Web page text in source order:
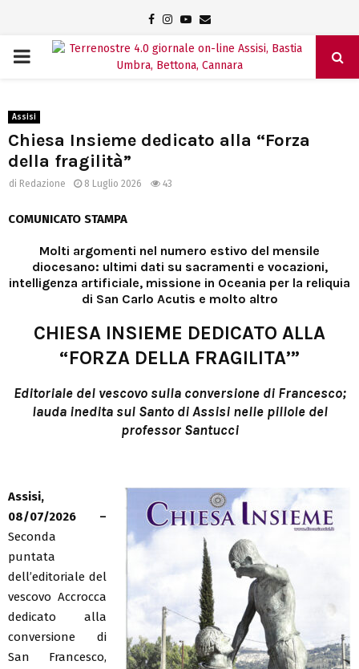
Facebook
Instagram
Youtube
Email
PRIMARY
Assisi
Chiesa Insieme dedicato alla “Forza
della fragilità”
di Redazione 8 Luglio 2026 43
COMUNICATO STAMPA
Molti argomenti nel numero estivo del mensile
diocesano: ultimi dati su sacramenti e vocazioni,
intelligenza artificiale, missione in Oceania per la reliquia
di San Carlo Acutis e molto altro
CHIESA INSIEME DEDICATO ALLA
“FORZA DELLA FRAGILITA’”
Editoriale del vescovo sulla conversione di Francesco;
lauda inedita sul Santo di Assisi nelle pillole del
professor Santucci
Assisi,
08/07/2026 –
Seconda
puntata
dell’editoriale del
vescovo Accrocca
dedicato alla
conversione di
San Francesco,